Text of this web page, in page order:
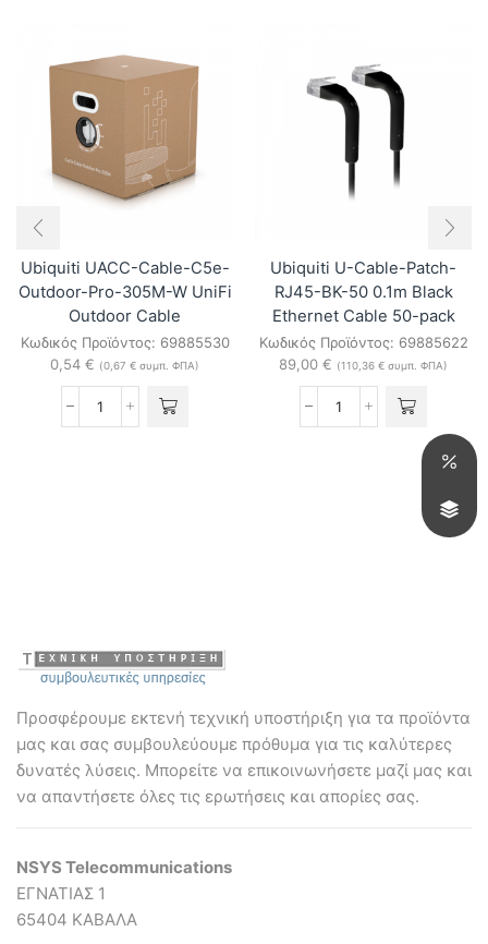
Ubiquiti UACC-Cable-C5e-
Outdoor-Pro-305M-W UniFi
Outdoor Cable
Κωδικός Προϊόντος: 69885530
0,54 € (0,67 € συμπ. ΦΠΑ)
Ubiquiti
Ubiquiti U-Cable-Patch-
RJ45-BK-50 0.1m Black
Ethernet Cable 50-pack
Κωδικός Προϊόντος: 69885622
89,00 € (110,36 € συμπ. ΦΠΑ)
Ubiquiti
Προσφέρουμε εκτενή τεχνική υποστήριξη για τα προϊόντα
μας και σας συμβουλεύουμε πρόθυμα για τις καλύτερες
δυνατές λύσεις. Mπορείτε να επικοινωνήσετε μαζί μας και
να απαντήσετε όλες τις ερωτήσεις και απορίες σας.
NSYS Telecommunications
ΕΓΝΑΤΙΑΣ 1
65404 ΚΑΒΑΛΑ